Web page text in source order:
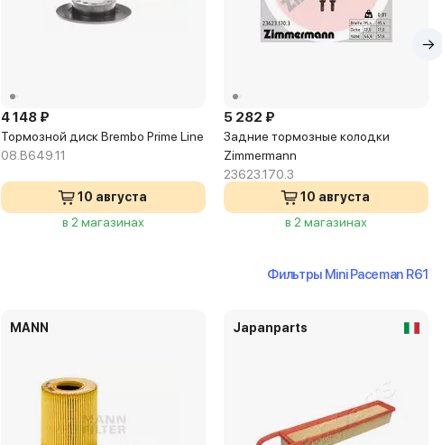
4 148 ₽
Тормозной диск Brembo Prime Line
08.B649.11
10 августа
в 2 магазинах
5 282 ₽
Задние тормозные колодки
Zimmermann
23623.170.3
10 августа
в 2 магазинах
Фильтры Mini Paceman R61
MANN Japanparts